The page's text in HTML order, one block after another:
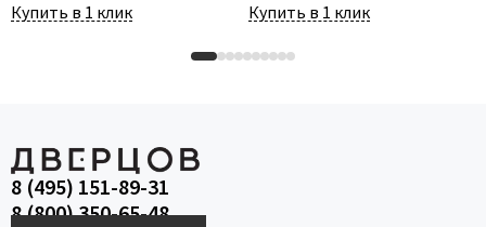
Купить в 1 клик Купить в 1 клик
8 (495) 151-89-31
8 (800) 350-65-48